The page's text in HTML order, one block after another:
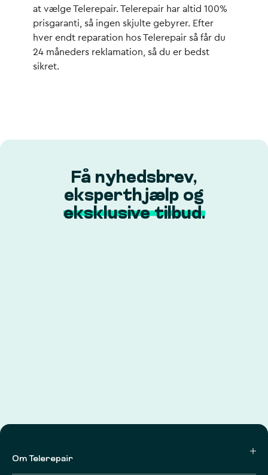
at vælge Telerepair. Telerepair har altid 100%
prisgaranti, så ingen skjulte gebyrer. Efter
hver endt reparation hos Telerepair så får du
24 måneders reklamation, så du er bedst
sikret.
Få nyhedsbrev,
eksperthjælp og
eksklusive tilbud.
Om Telerepair